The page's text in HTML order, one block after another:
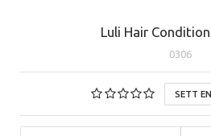
Luli Hair
0306
SETT